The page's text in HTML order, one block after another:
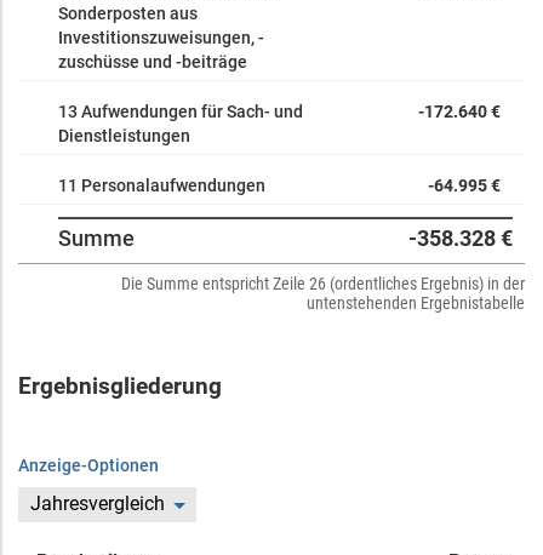
Sonderposten aus
Investitionszuweisungen, -
zuschüsse und -beiträge
13 Aufwendungen für Sach- und
Dienstleistungen
-172.640 €
11 Personalaufwendungen -64.995 €
Summe -358.328 €
Die Summe entspricht Zeile 26 (ordentliches Ergebnis) in der
untenstehenden Ergebnistabelle
Ergebnisgliederung
Anzeige-Optionen
Jahresvergleich